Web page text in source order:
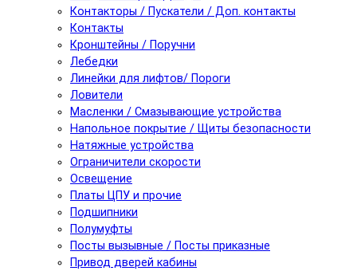
Контакторы / Пускатели / Доп. контакты
Контакты
Кронштейны / Поручни
Лебедки
Линейки для лифтов/ Пороги
Ловители
Масленки / Смазывающие устройства
Напольное покрытие / Щиты безопасности
Натяжные устройства
Ограничители скорости
Освещение
Платы ЦПУ и прочие
Подшипники
Полумуфты
Посты вызывные / Посты приказные
Привод дверей кабины